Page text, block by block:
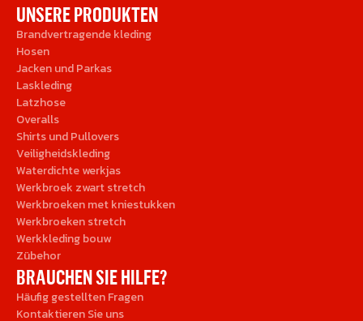
UNSERE PRODUKTEN
Brandvertragende kleding
Hosen
Jacken und Parkas
Laskleding
Latzhose
Overalls
Shirts und Pullovers
Veiligheidskleding
Waterdichte werkjas
Werkbroek zwart stretch
Werkbroeken met kniestukken
Werkbroeken stretch
Werkkleding bouw
Zübehor
BRAUCHEN SIE HILFE?
Häufig gestellten Fragen
Kontaktieren Sie uns